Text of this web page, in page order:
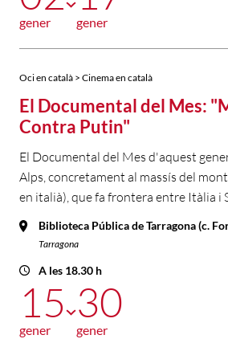
gener gener
Oci en català > Cinema en català
El Documental del Mes:
Contra Putin"
El Documental del Mes d'aquest
Alps, concretament al massís del
en italià), que fa frontera entre Itàlia i
Biblioteca Pública de Tarragona (c.
Tarragona
A les 18.30 h
15
gener
30
gener